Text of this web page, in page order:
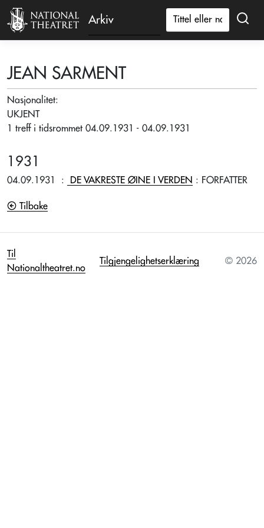
Arkiv
JEAN SARMENT
Nasjonalitet:
UKJENT
1 treff i tidsrommet 04.09.1931 - 04.09.1931
1931
04.09.1931 : DE VAKRESTE ØINE I VERDEN : FORFATTER
Tilbake
Til
Nationaltheatret.no
Tilgjengelighetserklæring © 2026